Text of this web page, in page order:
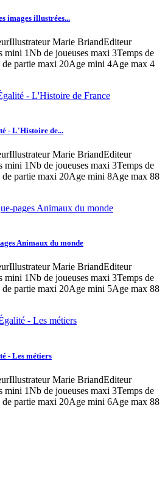
images illustrées...
Marie BriandEditeur
mini 1Nb de joueuses maxi 3Temps de
de partie maxi 20Age mini 4Age max 4
- L'Histoire de...
Marie BriandEditeur
mini 1Nb de joueuses maxi 3Temps de
de partie maxi 20Age mini 8Age max 88
Animaux du monde
Marie BriandEditeur
mini 1Nb de joueuses maxi 3Temps de
de partie maxi 20Age mini 5Age max 88
- Les métiers
Marie BriandEditeur
mini 1Nb de joueuses maxi 3Temps de
de partie maxi 20Age mini 6Age max 88